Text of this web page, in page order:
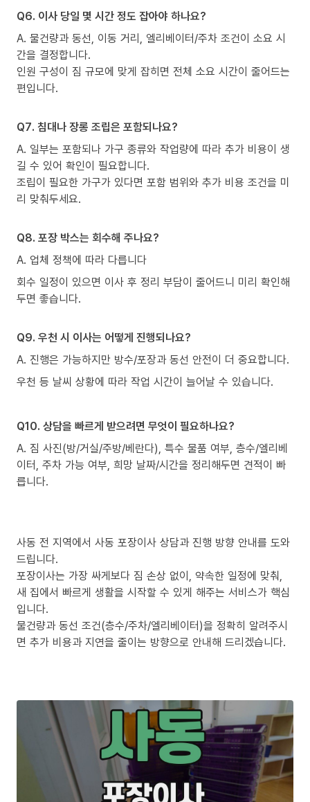
Q6. 이사 당일 몇 시간 정도 잡아야 하나요?
A. 물건량과 동선, 이동 거리, 엘리베이터/주차 조건이 소요 시
간을 결정합니다.
인원 구성이 짐 규모에 맞게 잡히면 전체 소요 시간이 줄어드는
편입니다.
Q7. 침대나 장롱 조립은 포함되나요?
A. 일부는 포함되나 가구 종류와 작업량에 따라 추가 비용이 생
길 수 있어 확인이 필요합니다.
조립이 필요한 가구가 있다면 포함 범위와 추가 비용 조건을 미
리 맞춰두세요.
Q8. 포장 박스는 회수해 주나요?
A. 업체 정책에 따라 다릅니다
회수 일정이 있으면 이사 후 정리 부담이 줄어드니 미리 확인해
두면 좋습니다.
Q9. 우천 시 이사는 어떻게 진행되나요?
A. 진행은 가능하지만 방수/포장과 동선 안전이 더 중요합니다.
우천 등 날씨 상황에 따라 작업 시간이 늘어날 수 있습니다.
Q10. 상담을 빠르게 받으려면 무엇이 필요하나요?
A. 짐 사진(방/거실/주방/베란다), 특수 물품 여부, 층수/엘리베
이터, 주차 가능 여부, 희망 날짜/시간을 정리해두면 견적이 빠
릅니다.
사동 전 지역에서 사동 포장이사 상담과 진행 방향 안내를 도와
드립니다.
포장이사는 가장 싸게보다 짐 손상 없이, 약속한 일정에 맞춰,
새 집에서 빠르게 생활을 시작할 수 있게 해주는 서비스가 핵심
입니다.
물건량과 동선 조건(층수/주차/엘리베이터)을 정확히 알려주시
면 추가 비용과 지연을 줄이는 방향으로 안내해 드리겠습니다.